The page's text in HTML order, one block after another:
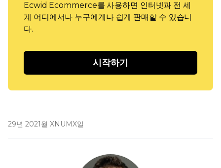
Ecwid Ecommerce를 사용하면 인터넷과 전 세
계 어디에서나 누구에게나 쉽게 판매할 수 있습니
다.
시작하기
29년 2021월 XNUMX일